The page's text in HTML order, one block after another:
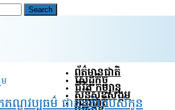
ព័ត៌មានជាតិ
សេដ្ឋកិច្ច
ជីវិត កម្សាន្ត
សន្តិសុខ​សង្គម
អន្តរជាតិ
កភណ្ឌវប្បធម៌ ជាភារកិច្ចរបស់កូន